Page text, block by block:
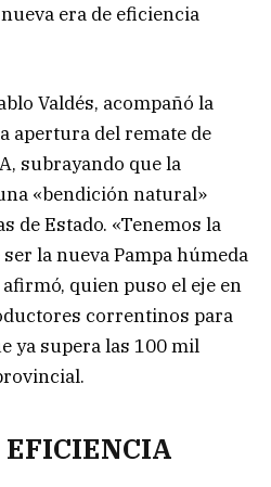
era de eficiencia
Valdés, acompañó la
apertura del remate de
subrayando que la
«bendición natural»
de Estado. «Tenemos la
la nueva Pampa húmeda
quien puso el eje en
correntinos para
ya supera las 100 mil